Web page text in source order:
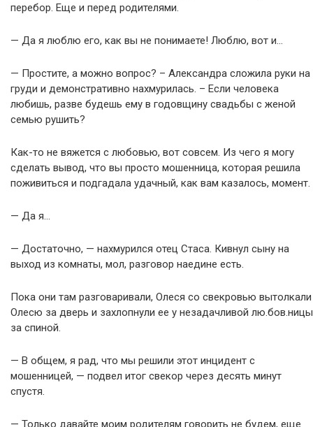
перебор. Еще и перед родителями.
— Да я люблю его, как вы не понимаете! Люблю, вот и…
— Простите, а можно вопрос? – Александра сложила руки на
груди и демонстративно нахмурилась. – Если человека
любишь, разве будешь ему в годовщину свадьбы с женой
семью рушить?
Как-то не вяжется с любовью, вот совсем. Из чего я могу
сделать вывод, что вы просто мошенница, которая решила
поживиться и подгадала удачный, как вам казалось, момент.
— Да я…
— Достаточно, — нахмурился отец Стаса. Кивнул сыну на
выход из комнаты, мол, разговор наедине есть.
Пока они там разговаривали, Олеся со свекровью вытолкали
Олесю за дверь и захлопнули ее у незадачливой лю.бов.ницы
за спиной.
— В общем, я рад, что мы решили этот инцидент с
мошенницей, — подвел итог свекор через десять минут
спустя.
— Только давайте моим родителям говорить не будем, еще